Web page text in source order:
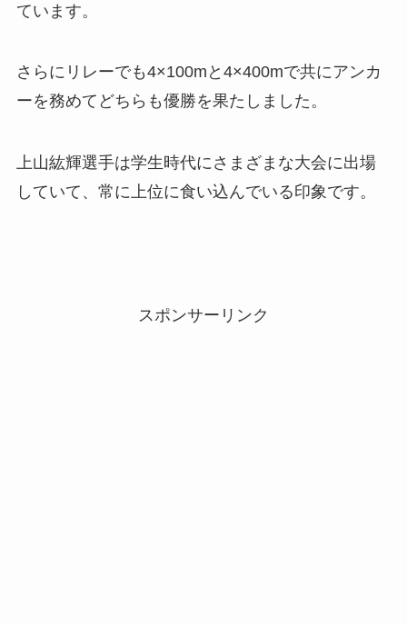
ています。
さらにリレーでも4×100mと4×400mで共にアンカ
ーを務めてどちらも優勝を果たしました。
上山紘輝選手は学生時代にさまざまな大会に出場
していて、常に上位に食い込んでいる印象です。
スポンサーリンク